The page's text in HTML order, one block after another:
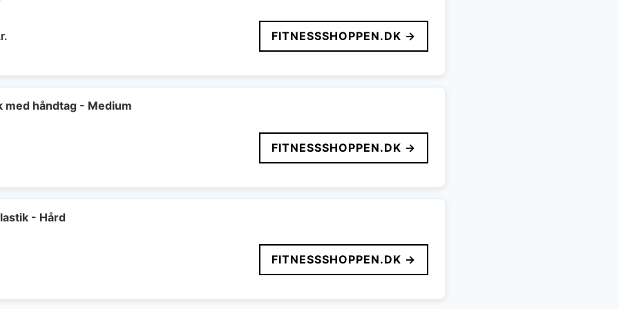
299 kr..
FITNESSSHOPPEN.DK →
håndtag - Medium
FITNESSSHOPPEN.DK →
- Hård
FITNESSSHOPPEN.DK →